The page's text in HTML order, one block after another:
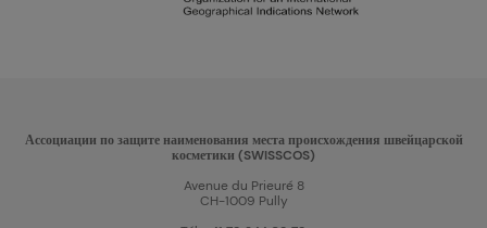
Ассоциации по защите наименования места происхождения швейцарской
косметики (SWISSCOS)
Avenue du Prieuré 8
CH-1009 Pully